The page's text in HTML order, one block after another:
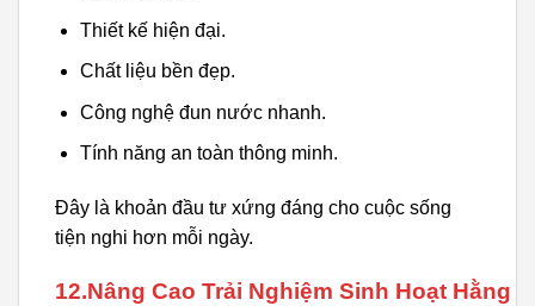
Thiết kế hiện đại.
Chất liệu bền đẹp.
Công nghệ đun nước nhanh.
Tính năng an toàn thông minh.
Đây là khoản đầu tư xứng đáng cho cuộc sống
tiện nghi hơn mỗi ngày.
12.Nâng Cao Trải Nghiệm Sinh Hoạt Hằng